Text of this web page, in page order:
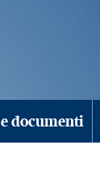
documenti